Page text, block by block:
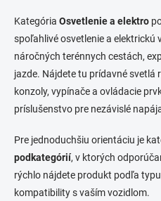
Kategória Osvetlenie a elektro
spoľahlivé osvetlenie a elektrickú
náročných terénnych cestách,
jazde. Nájdete tu prídavné svetlá
konzoly, vypínače a ovládacie
príslušenstvo pre nezávislé
Pre jednoduchšiu orientáciu je
podkategórií, v ktorých
rýchlo nájdete produkt podľa
kompatibility s vaším vozidlom.